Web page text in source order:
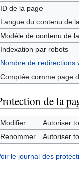
ID de la page
Langue du contenu de
Modèle de contenu de
Indexation par robots
Nombre de redirections
Comptée comme page
de la
Modifier
Autoriser
Renommer
Autoriser
le journal des